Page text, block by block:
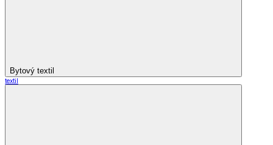
Bytový textil
textil